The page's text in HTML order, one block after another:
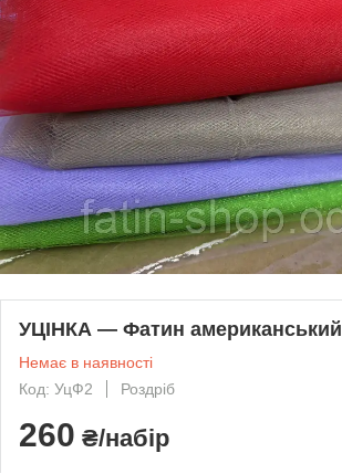
УЦІНКА — Фатин
Немає в наявності
Код: УцФ2
Роздріб
260 ₴/набір